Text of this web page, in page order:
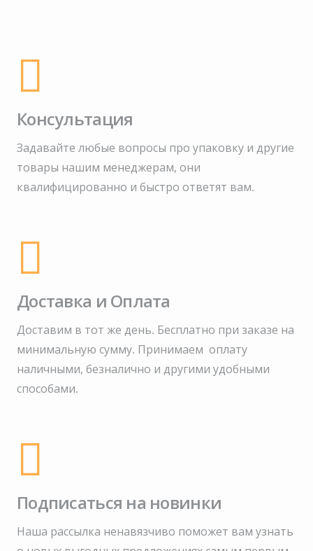
Консультация
Задавайте любые вопросы про упаковку и другие
товары нашим менеджерам, они
квалифицированно и быстро ответят вам.
Доставка и Оплата
Доставим в тот же день. Бесплатно при заказе на
минимальную сумму. Принимаем оплату
наличными, безналично и другими удобными
способами.
Подписаться на новинки
Наша рассылка ненавязчиво поможет вам узнать